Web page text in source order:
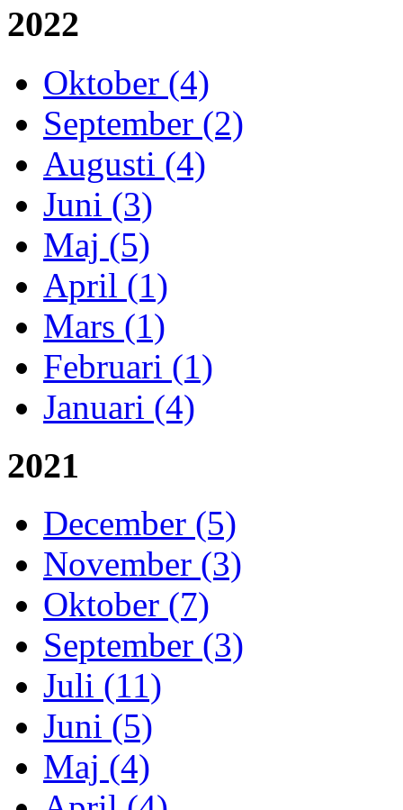
2022
Oktober (4)
September (2)
Augusti (4)
Juni (3)
Maj (5)
April (1)
Mars (1)
Februari (1)
Januari (4)
2021
December (5)
November (3)
Oktober (7)
September (3)
Juli (11)
Juni (5)
Maj (4)